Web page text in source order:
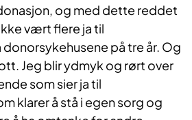
og med dette reddet
vært flere ja til
på tre år. Og
Jeg blir ydmyk og rørt over
som sier ja til
klarer å stå i egen sorg og